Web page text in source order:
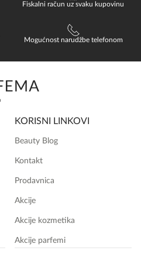
Fiskalni račun uz svaku kupovinu
Mogućnost narudžbe telefonom
KORISNI LINKOVI
Beauty Blog
Kontakt
Prodavnica
Akcije
Akcije kozmetika
Akcije parfemi